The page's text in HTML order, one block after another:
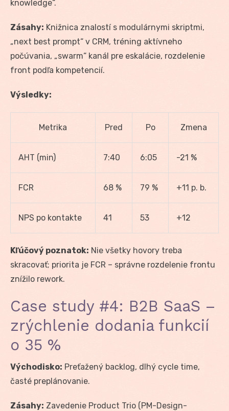
knowledge“.
Zásahy: Knižnica znalostí s modulárnymi skriptmi,
„next best prompt“ v CRM, tréning aktívneho
počúvania, „swarm“ kanál pre eskalácie, rozdelenie
front podľa kompetencií.
Výsledky:
Metrika Pred Po Zmena
AHT (min) 7:40 6:05 -21 %
FCR 68 % 79 % +11 p. b.
NPS po kontakte 41 53 +12
Kľúčový poznatok: Nie všetky hovory treba
skracovať; priorita je FCR – správne rozdelenie frontu
znížilo rework.
Case study #4: B2B SaaS –
zrýchlenie dodania funkcií
o 35 %
Východisko: Preťažený backlog, dlhý cycle time,
časté preplánovanie.
Zásahy: Zavedenie Product Trio (PM-Design-